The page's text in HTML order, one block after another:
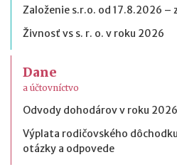
Založenie s.r.o. od 17.8.2026 –
Živnosť vs s. r. o. v roku 2026
Dane
a účtovníctvo
Odvody dohodárov v roku
Výplata rodičovského
otázky a odpovede